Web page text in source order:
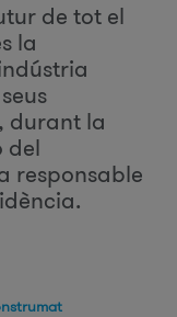
de tot el
la
durant la
del
responsable